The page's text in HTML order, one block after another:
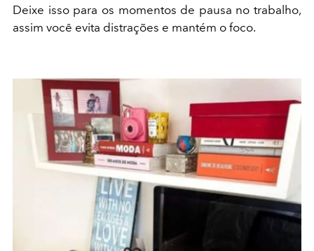
Deixe isso para os momentos de pausa no trabalho,
assim você evita distrações e mantém o foco.